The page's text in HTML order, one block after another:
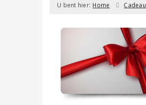
U bent hier: Home